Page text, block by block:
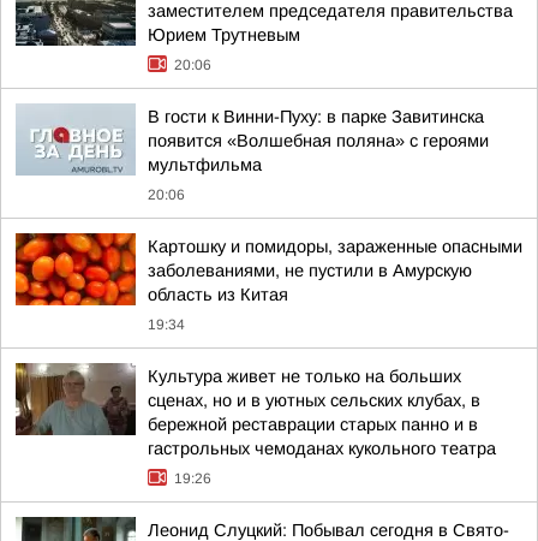
заместителем председателя правительства
Юрием Трутневым
20:06
В гости к Винни-Пуху: в парке Завитинска
появится «Волшебная поляна» с героями
мультфильма
20:06
Картошку и помидоры, зараженные опасными
заболеваниями, не пустили в Амурскую
область из Китая
19:34
Культура живет не только на больших
сценах, но и в уютных сельских клубах, в
бережной реставрации старых панно и в
гастрольных чемоданах кукольного театра
19:26
Леонид Слуцкий: Побывал сегодня в Свято-